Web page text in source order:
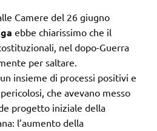
Camere del 26 giugno
ebbe chiarissimo che il
nel dopo-Guerra
per saltare.
insieme di processi positivi e
che avevano messo
progetto iniziale della
l’aumento della